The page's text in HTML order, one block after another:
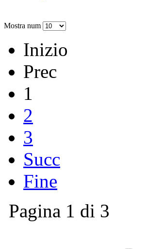
Mostra num
Inizio
Prec
1
2
3
Succ
Fine
Pagina 1 di 3